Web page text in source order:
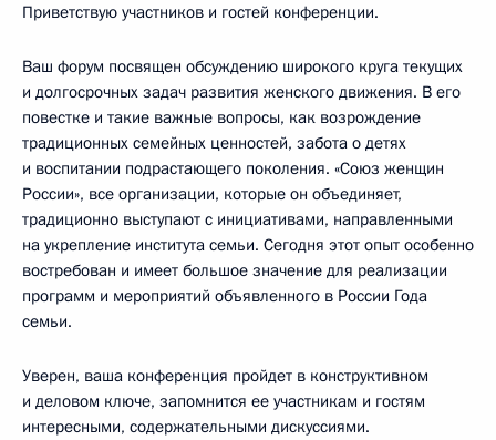
Приветствую участников и гостей конференции.
Ваш форум посвящен обсуждению широкого круга текущих
и долгосрочных задач развития женского движения. В его
повестке и такие важные вопросы, как возрождение
традиционных семейных ценностей, забота о детях
и воспитании подрастающего поколения. «Союз женщин
России», все организации, которые он объединяет,
традиционно выступают с инициативами, направленными
на укрепление института семьи. Сегодня этот опыт особенно
востребован и имеет большое значение для реализации
программ и мероприятий объявленного в России Года
семьи.
Уверен, ваша конференция пройдет в конструктивном
и деловом ключе, запомнится ее участникам и гостям
интересными, содержательными дискуссиями.